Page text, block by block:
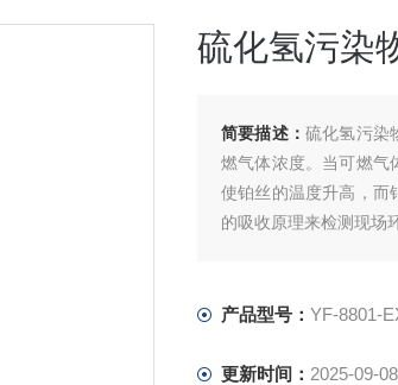
硫化氢污染
简要描述： 硫化氢污染
燃气体浓度。当可燃气
使铂丝的温度升高，而
的吸收原理来检测现场
产品型号： YF-8801-
更新时间： 2025-09-08